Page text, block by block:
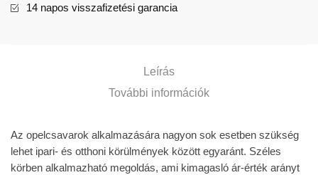
14 napos visszafizetési garancia
Leírás
További információk
Az opelcsavarok alkalmazására nagyon sok esetben szükség
lehet ipari- és otthoni körülmények között egyaránt. Széles
körben alkalmazható megoldás, ami kimagasló ár-érték arányt